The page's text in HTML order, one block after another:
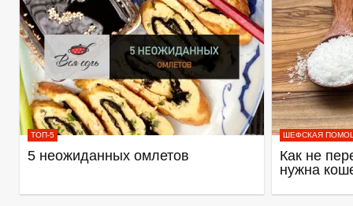
ТОП-5
5 неожиданных омлетов
ШЕФСКАЯ
Как не
нужна